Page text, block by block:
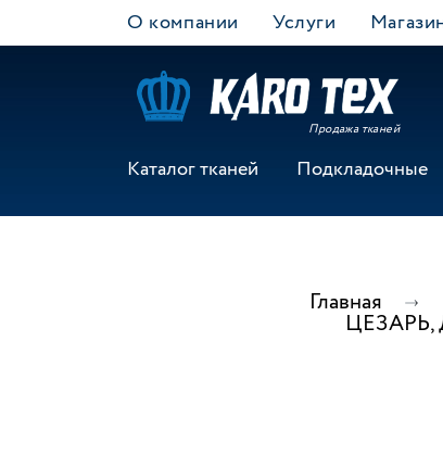
О компании Услуги
Продажа тканей
Каталог тканей Подкладочные
Главная
ЦЕЗАРЬ,